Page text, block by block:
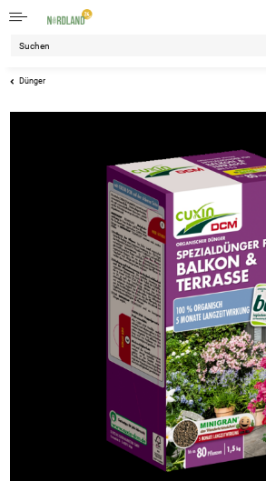
Dünger